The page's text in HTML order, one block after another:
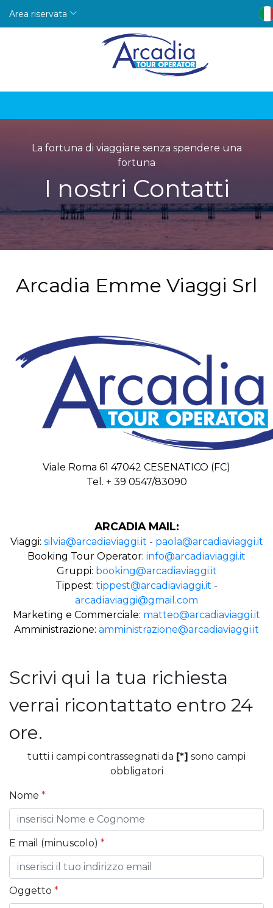
Area riservata
La fortuna di viaggiare senza spendere una
fortuna
I nostri Contatti
Arcadia Emme Viaggi Srl
Viale Roma 61 47042 CESENATICO (FC)
Tel. + 39 0547/83090
ARCADIA MAIL:
Viaggi: silvia@arcadiaviaggi.it - paola@arcadiaviaggi.it
Booking Tour Operator: info@arcadiaviaggi.it
Gruppi: booking@arcadiaviaggi.it
Tippest: tippest@arcadiaviaggi.it -
arcadiaviaggi@gmail.com
Marketing e Commerciale: matteo@arcadiaviaggi.it
Amministrazione: amministrazione@arcadiaviaggi.it
Scrivi qui la tua richiesta
verrai ricontattato entro 24
ore.
tutti i campi contrassegnati da [*] sono campi
obbligatori
Nome *
E mail (minuscolo) *
Oggetto *